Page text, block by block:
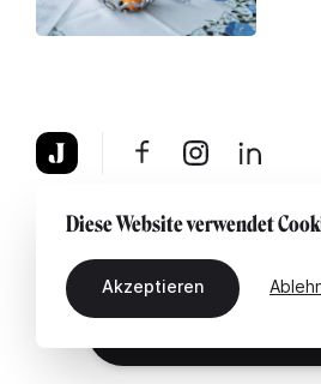
Über uns Rechtshinweis Kontaktiere
Diese Website verwendet
Akzeptieren